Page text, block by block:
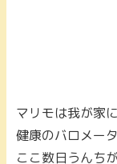
マリモは我が家
健康のバロメー
ここ数日うんち